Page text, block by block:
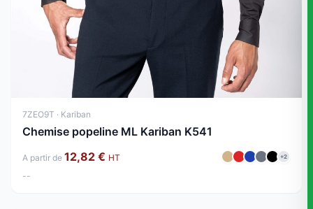
7ZEO9T · Kariban
Chemise popeline ML Kariban K541
A partir de 12,82 € HT +2
--